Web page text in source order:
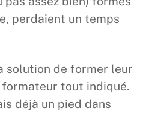
perdaient un temps
solution de former leur
formateur tout indiqué.
déjà un pied dans